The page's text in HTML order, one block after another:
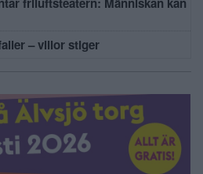
– villor stiger